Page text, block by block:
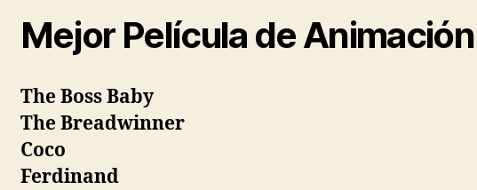
Mejor Película de Animación
The Boss Baby
The Breadwinner
Coco
Ferdinand